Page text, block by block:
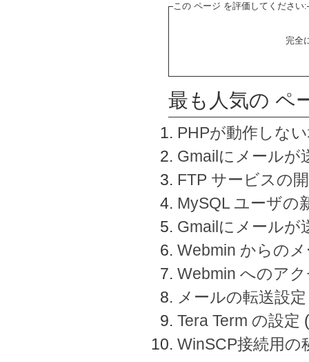
この ページ を評価してください:
完全
最も人気の ペ
PHPが動作しな
Gmailにメールが
FTP サービスの
MySQL ユーザの
Gmailにメールが
Webmin からの
Webmin へのア
メールの転送設定
Tera Term の設定
WinSCP接続用の